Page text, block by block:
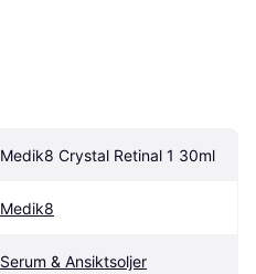
Medik8 Crystal Retinal 1 30ml
Medik8
Serum & Ansiktsoljer